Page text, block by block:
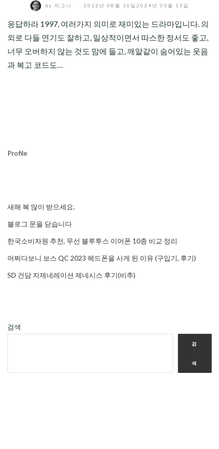
by 자그니 2012년 08월 16일 2024년 03월 13일
응답하라 1997, 여러가지 의미로 재미있는 드라마입니다. 의
외로 다들 연기도 잘하고, 일상적이면서 따스한 정서도 좋고,
너무 오버하지 않는 것도 맘에 들고, 깨알같이 숨어있는 웃음
과 복고 코드도…
Profile
새해 복 많이 받으세요.
블로그 문을 닫습니다
한국소비자원 추천, 무선 블루투스 이어폰 10종 비교 정리
어쩌다보니 보스 QC 2023 헤드폰을 사게 된 이유 (구입기, 후기)
SD 건담 지제네레이션 제네시스 후기(비추)
검색
검
색